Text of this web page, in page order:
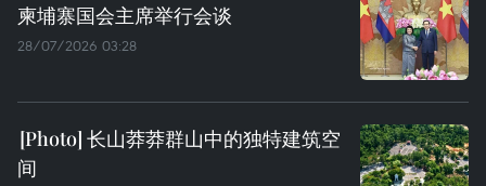
柬埔寨国会主席举行会谈
28/07/2026 03:28
长山莽莽群山中的独特建筑空
间